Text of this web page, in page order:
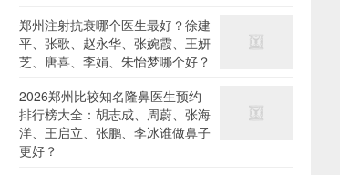
郑州注射抗衰哪个医生最好？徐建
平、张歌、赵永华、张婉霞、王妍
芝、唐喜、李娟、朱怡梦哪个好？
2026郑州比较知名隆鼻医生预约
排行榜大全：胡志成、周蔚、张海
洋、王启立、张鹏、李冰谁做鼻子
更好？